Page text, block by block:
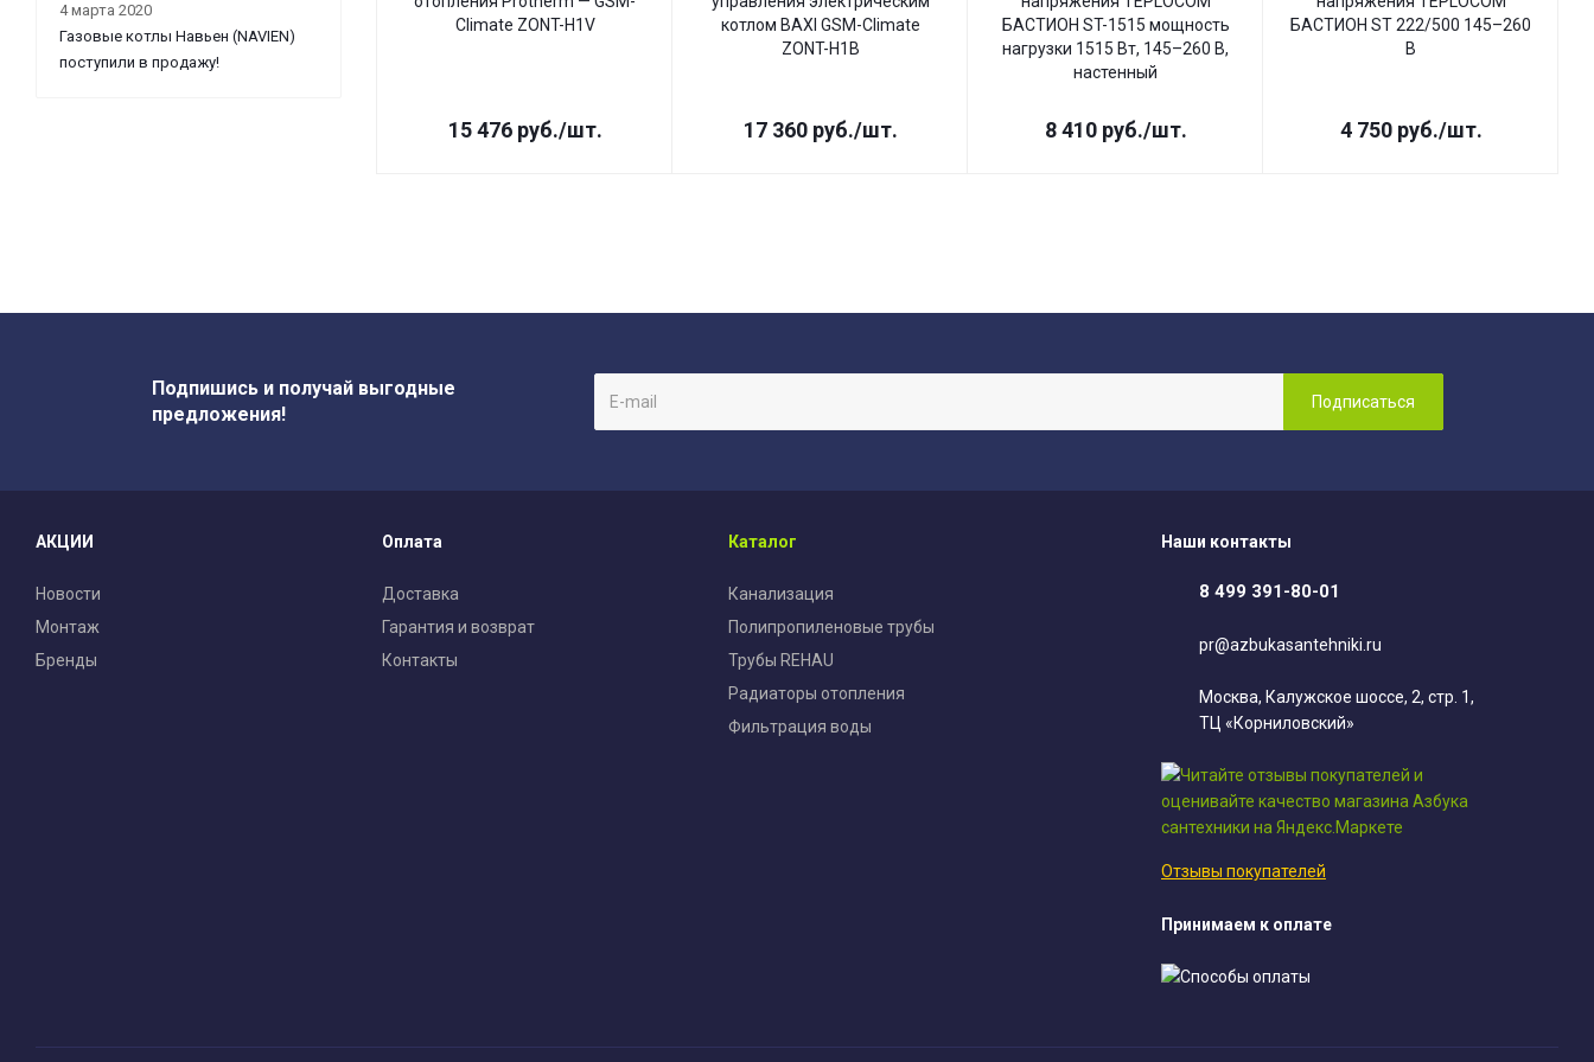
Climate ZONT-H1V
15 476руб./шт.
котлом BAXI GSM-Climate
ZONT-H1B
17 360руб./шт.
БАСТИОН ST-1515 мощность
нагрузки 1515 Вт, 145–260 В,
настенный
8 410руб./шт.
БАСТИОН ST 222/500 145–260
В
4 750руб./шт.
4 марта 2020
Газовые котлы Навьен (NAVIEN)
поступили в продажу!
Подпишись и получай выгодные
предложения!
АКЦИИ
Новости
Монтаж
Бренды
Оплата
Доставка
Гарантия и возврат
Контакты
Каталог
Канализация
Полипропиленовые трубы
Трубы REHAU
Радиаторы отопления
Фильтрация воды
Наши контакты
8 499 391-80-01
pr@azbukasantehniki.ru
Москва, Калужское шоссе, 2, стр. 1,
ТЦ «Корниловский»
Отзывы покупателей
Принимаем к оплате